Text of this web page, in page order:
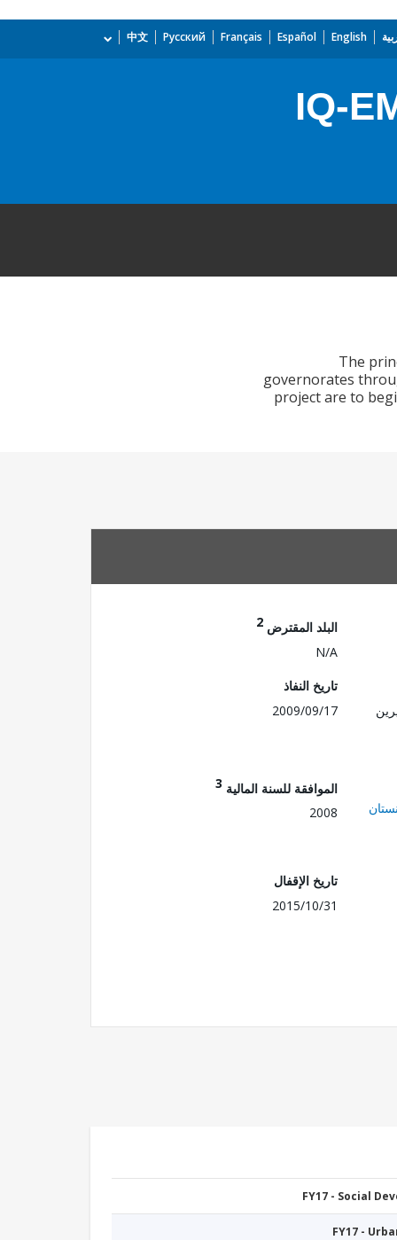
English
Español
Français
Русский
中文
IQ-
The
governorates
project are to
البلد المقترض 2
N/A
تاريخ النفاذ
2009/09/17
الموافقة للسنة المالية 3
2008
تاريخ الإقفال
2015/10/31
FY17 - Social
FY17 -